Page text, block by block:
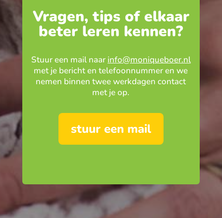
Vragen, tips of elkaar
beter leren kennen?
Stuur een mail naar info@moniqueboer.nl
met je bericht en telefoonnummer en we
nemen binnen twee werkdagen contact
met je op.
stuur een mail